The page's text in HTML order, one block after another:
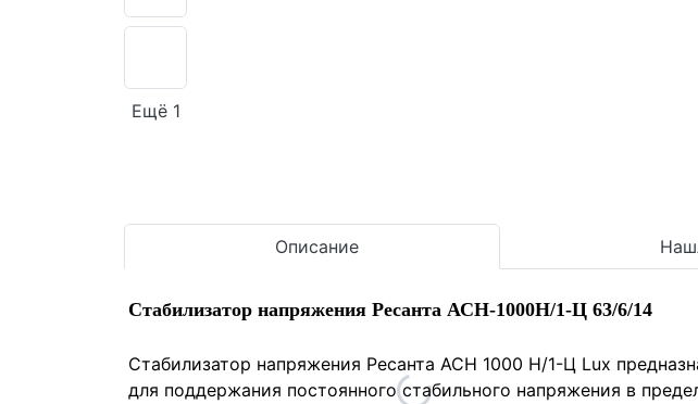
Ещё 1
Описание
Стабилизатор напряжения Ресанта АСН-1000Н/1-Ц 63/6/14
Стабилизатор напряжения Ресанта АСН 1000 Н/1-Ц Lux
для поддержания постоянного стабильного напряжения в